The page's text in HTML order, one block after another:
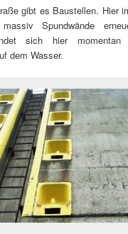
gibt es Baustellen. Hier
Spundwände
sich hier
dem Wasser.